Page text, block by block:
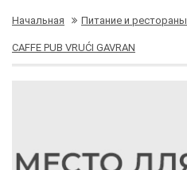
Начальная Питание и рестораны
CAFFE PUB VRUĆI GAVRAN